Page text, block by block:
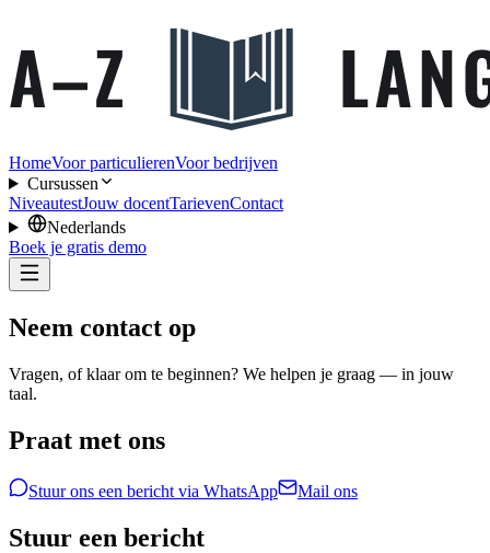
HomeVoor particulierenVoor bedrijven
Cursussen
NiveautestJouw docentTarievenContact
Nederlands
Boek je gratis demo
Neem contact op
Vragen, of klaar om te beginnen? We helpen je graag — in jouw
taal.
Praat met ons
Stuur ons een bericht via WhatsApp Mail ons
Stuur een bericht